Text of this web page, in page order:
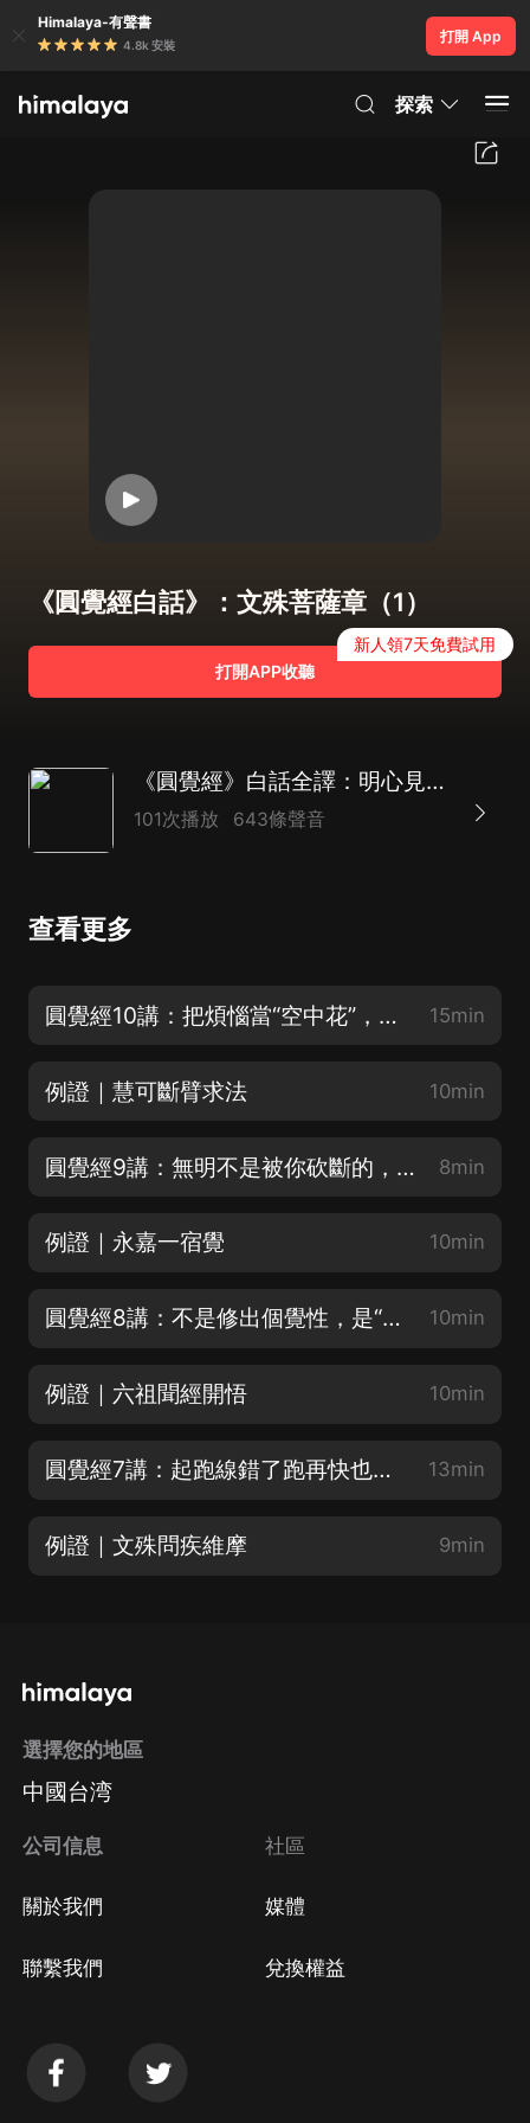
Himalaya-有聲書
4.8k 安裝
打開 App
探索
《圓覺經白話》：文殊菩薩章（1）
打開APP收聽
新人領7天免費試用
《圓覺經》白話全譯：明心見性·破除煩惱｜人生必讀
101次播放 643條聲音
查看更多
圓覺經10講：把煩惱當“空中花”，知道是眼病的那一刻輪回就停了 15min
例證｜慧可斷臂求法 10min
圓覺經9講：無明不是被你砍斷的，是你認出本覺時它自己站不住 8min
例證｜永嘉一宿覺 10min
圓覺經8講：不是修出個覺性，是“照見”你本來的那面鏡子 10min
例證｜六祖聞經開悟 10min
圓覺經7講：起跑線錯了跑再快也繞圈：成佛的“因地”到底在哪 13min
例證｜文殊問疾維摩 9min
選擇您的地區
中國台湾
公司信息
關於我們
聯繫我們
社區
媒體
兌換權益